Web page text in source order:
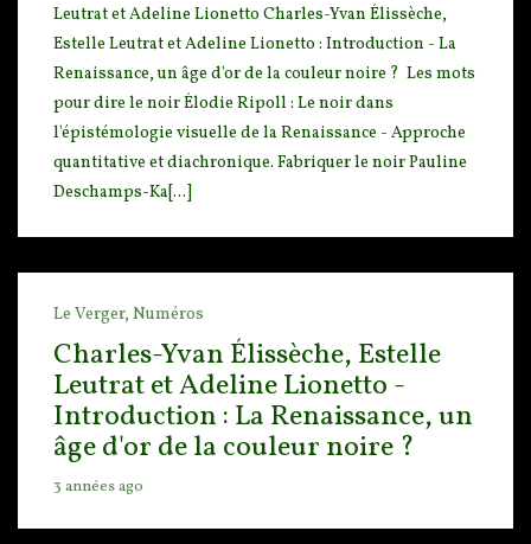
Leutrat et Adeline Lionetto Charles-Yvan Élissèche,
Estelle Leutrat et Adeline Lionetto : Introduction - La
Renaissance, un âge d'or de la couleur noire ? Les mots
pour dire le noir Élodie Ripoll : Le noir dans
l'épistémologie visuelle de la Renaissance - Approche
quantitative et diachronique. Fabriquer le noir Pauline
Deschamps-Ka[...]
Le Verger, Numéros
Charles-Yvan Élissèche, Estelle
Leutrat et Adeline Lionetto -
Introduction : La Renaissance, un
âge d'or de la couleur noire ?
3 années ago